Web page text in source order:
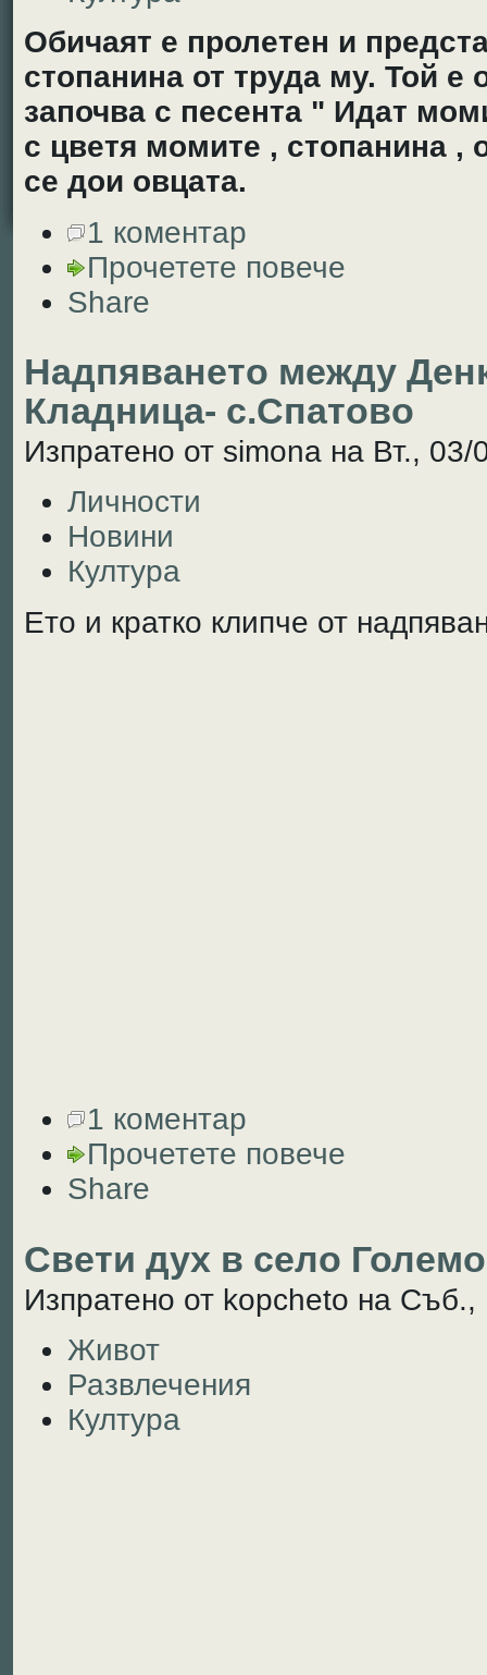
Обичаят е пролетен и
стопанина от труда му. Той е
започва с песента " Идат
с цветя момите , стопанина ,
се дои овцата.
1 коментар
Прочетете повече
Share
Надпяването между
Кладница- с.Спатово
Изпратено от simona на Вт.,
Личности
Новини
Култура
Ето и кратко клипче от
1 коментар
Прочетете повече
Share
Свети дух в село
Изпратено от kopcheto на
Живот
Развлечения
Култура